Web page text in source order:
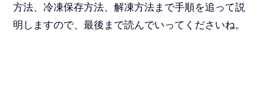
方法、冷凍保存方法、解凍方法まで手順を追って説
明しますので、最後まで読んでいってくださいね。